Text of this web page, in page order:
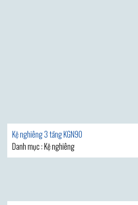
Kệ nghiêng 3 tầng KGN90
Danh mục : Kệ nghiêng